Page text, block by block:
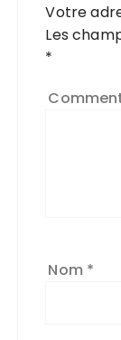
Votre
Les
*
Nom *